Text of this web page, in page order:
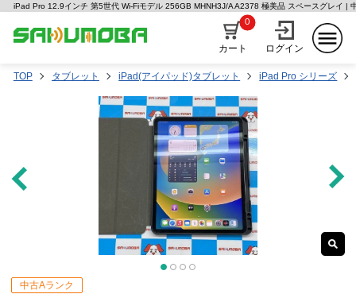
iPad Pro 12.9インチ 第5世代 Wi-Fiモデル 256GB MHNH3J/A A2378 極美品 スペースグレイ |
カート
0
ログイン
TOP タブレット iPad(アイパッド)タブレット iPad Pro シリーズ
中古Aランク